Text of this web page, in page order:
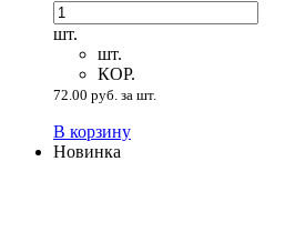
шт.
шт.
КОР.
72.00 руб. за шт.
В корзину
Новинка